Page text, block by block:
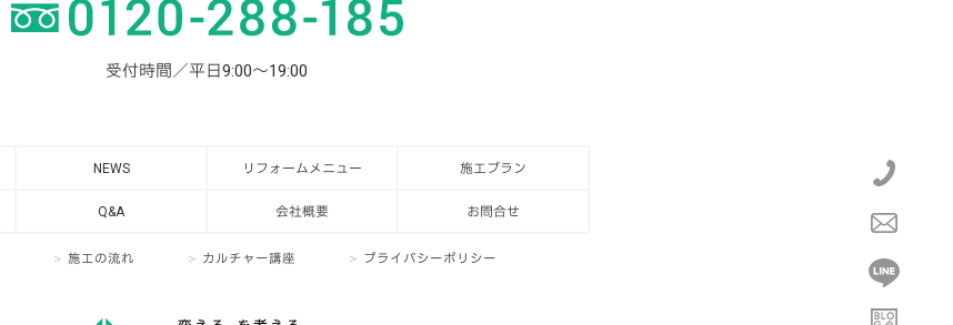
受付時間／平日9:00～19:00
NEWS リフォームメニュー 施工プラン
Q&A 会社概要 お問合せ
施工の流れ カルチャー講座 プライバシーポリシー